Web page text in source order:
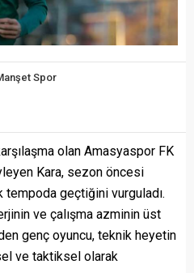
Spor
olan Amasyaspor FK
Kara, sezon öncesi
tempoda geçtiğini vurguladı.
ve çalışma azminin üst
genç oyuncu, teknik heyetin
ve taktiksel olarak